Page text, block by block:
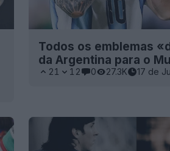
Todos os emblemas
da Argentina para o
21 12 0 27.3K 17 de